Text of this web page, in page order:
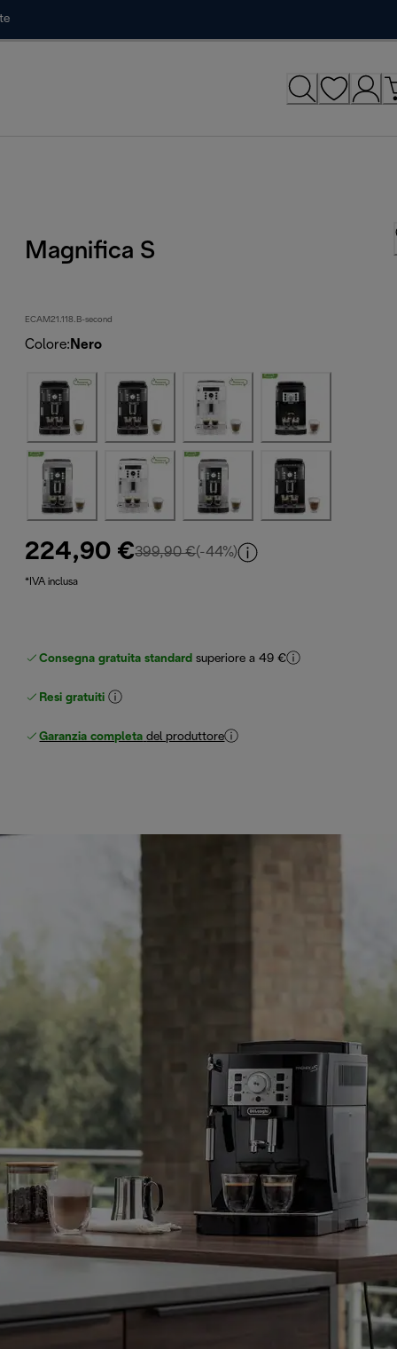
Magnifica S
ECAM21.118.B-second
Colore: Nero
224,90 €399,90 €prezzo originale 399,90 €
(-44%)
*IVA inclusa
Consegna gratuita standard superiore a 49 €
Resi gratuiti
Garanzia completa del produttore